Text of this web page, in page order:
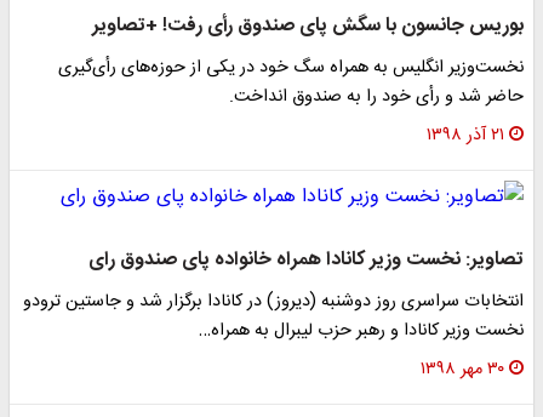
بوریس جانسون با سگش پای صندوق رأی رفت! +تصاویر
نخست‌وزیر انگلیس به همراه سگ خود در یکی از حوزه‌های رأی‌گیری
حاضر شد و رأی خود را به صندوق انداخت.
۲۱ آذر ۱۳۹۸
تصاویر: نخست وزیر کانادا همراه خانواده پای صندوق رای
انتخابات سراسری روز دوشنبه (دیروز) در کانادا برگزار شد و جاستین ترودو
نخست وزیر کانادا و رهبر حزب لیبرال به همراه…
۳۰ مهر ۱۳۹۸